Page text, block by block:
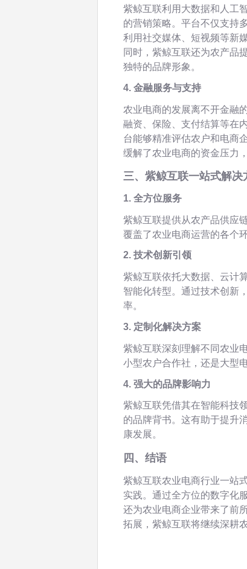
紫鲸互联利用大数据和人工
的营销策略。平台不仅支持
利用社交媒体、短视频等新
同时，紫鲸互联还为农产品
独特的品牌形象。
4. 金融服务与支持
农业电商的发展离不开金融
融资、保险、支付结算等在
台能够精准评估农户和电商
缓解了农业电商的资金压力
三、紫鲸互联一站式解决
1. 全方位服务
紫鲸互联提供从农产品供应
覆盖了农业电商运营的各个
2. 技术创新引领
紫鲸互联依托大数据、云计
智能化转型。通过技术创新
率。
3. 定制化解决方案
紫鲸互联深刻理解不同农业
小型农户合作社，还是大型
4. 强大的品牌影响力
紫鲸互联凭借其在智能科技
的品牌背书。这有助于提升
康发展。
四、结语
紫鲸互联农业电商行业一站
实践。通过全方位的数字化
还为农业电商企业带来了前
拓展，紫鲸互联将继续深耕